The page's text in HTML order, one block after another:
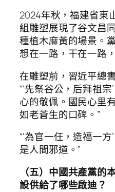
2024年秋，福建省東
組雕塑展現了谷文昌
種植木麻黃的場景。
想在一路，干在一路
在雕塑前，習近平總
“‘先祭谷公，后拜祖
心的敬佩。國民心里
如老蒼生的口碑。”
“‘為官一任，造福一
是人間邪道。”
（五）中國共產黨的
設供給了哪些啟迪？